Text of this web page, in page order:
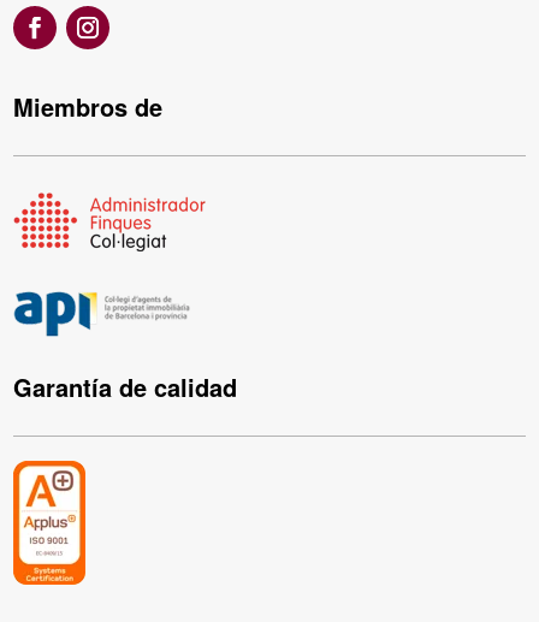
Miembros de
Garantía de calidad